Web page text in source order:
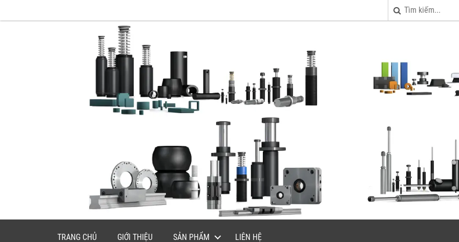
TRANG CHỦ GIỚI THIỆU SẢN PHẨM LIÊN HỆ